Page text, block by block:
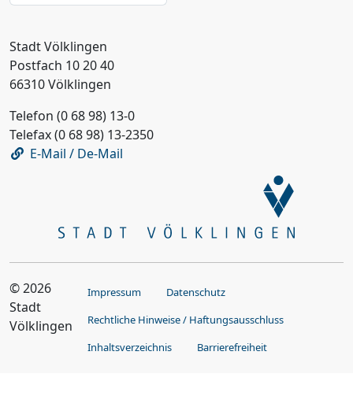
Stadt Völklingen
Postfach 10 20 40
66310 Völklingen
Telefon (0 68 98) 13-0
Telefax (0 68 98) 13-2350
E-Mail / De-Mail
© 2026
Stadt
Völklingen
Impressum
Datenschutz
Rechtliche Hinweise / Haftungsausschluss
Inhaltsverzeichnis
Barrierefreiheit